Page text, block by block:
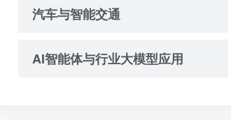
汽车与智能交通
AI智能体与行业大模型应用